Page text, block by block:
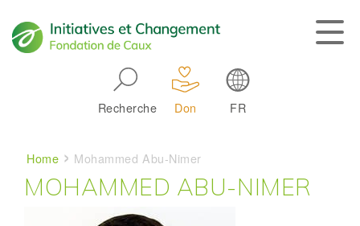
Recherche Don FR
Breadcrumb
Home Mohammed Abu-Nimer
MOHAMMED ABU-NIMER